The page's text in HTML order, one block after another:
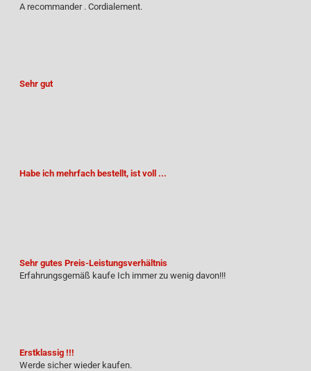
A recommander . Cordialement.
Sehr gut
Habe ich mehrfach bestellt, ist voll ...
Sehr gutes Preis-Leistungsverhältnis
Erfahrungsgemäß kaufe Ich immer zu wenig davon!!!
Erstklassig !!!
Werde sicher wieder kaufen.